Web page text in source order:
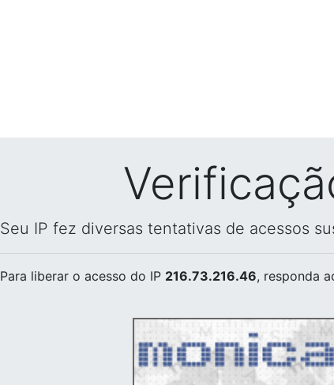
Seu IP fez diversas tentativas de acessos
Para liberar o acesso do IP 216.73.216.46, responda